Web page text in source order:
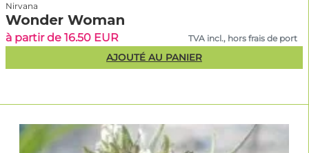
Nirvana
Wonder Woman
à partir de 16.50 EUR TVA incl., hors frais de port
AJOUTÉ AU PANIER